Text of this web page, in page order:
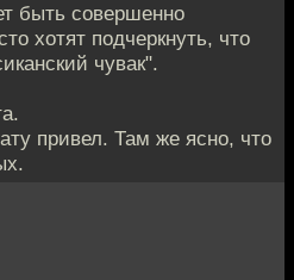
быть совершенно
хотят подчеркнуть, что
чувак".
привел. Там же ясно, что